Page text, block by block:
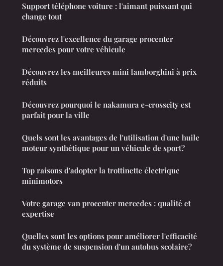
Support téléphone voiture : l'aimant puissant qui
change tout
Découvrez l'excellence du garage procenter
mercedes pour votre véhicule
Découvrez les meilleures mini lamborghini à prix
réduits
Découvrez pourquoi le nakamura e-crosscity est
parfait pour la ville
Quels sont les avantages de l'utilisation d'une huile
moteur synthétique pour un véhicule de sport?
Top raisons d'adopter la trottinette électrique
minimotors
Votre garage van procenter mercedes : qualité et
expertise
Quelles sont les options pour améliorer l'efficacité
du système de suspension d'un autobus scolaire?